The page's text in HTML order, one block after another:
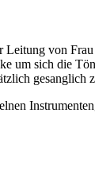
von
um sich die
gesanglich